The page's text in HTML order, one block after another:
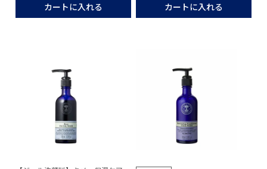
カートに入れる カートに入れる